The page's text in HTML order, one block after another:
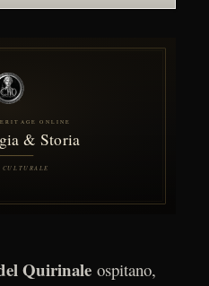
Quirinaleospitano,